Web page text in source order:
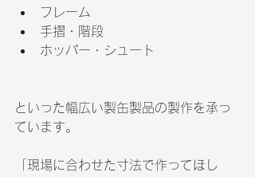
フレーム
手摺・階段
ホッパー・シュート
といった幅広い製缶製品の製作を承っ
ています。
「現場に合わせた寸法で作ってほし